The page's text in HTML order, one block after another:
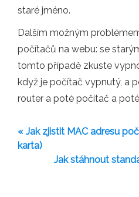
staré jméno.
Dalším možným
počítačů na webu: se
tomto případě zkuste
když je počítač vypnutý, a
router a poté počítač a
« Jak zjistit MAC adresu
karta)
Jak stáhnout